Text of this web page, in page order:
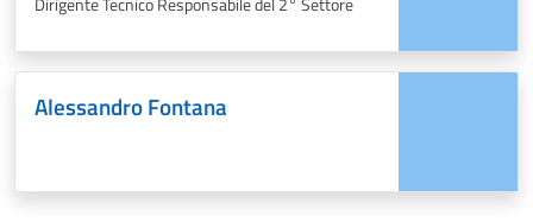
Alessandro Fontana